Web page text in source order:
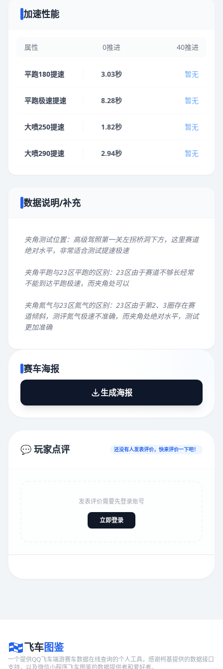
加速性能
属性 0推进 40推进
平跑180提速 3.03秒 暂无
平跑极速提速 8.28秒 暂无
大喷250提速 1.82秒 暂无
大喷290提速 2.94秒 暂无
数据说明/补充
夹角测试位置：高级驾照第一关左拐桥洞下方，这里赛道
绝对水平，非常适合测试提速极速
夹角平跑与23区平跑的区别：23区由于赛道不够长经常
不能到达平跑极速，而夹角处可以
夹角氮气与23区氮气的区别：23区由于第2、3圈存在赛
道倾斜，测评氮气极速不准确，而夹角处绝对水平，测试
更加准确
赛车海报
生成海报
💬 玩家点评 还没有人发表评价，快来评价一下吧！
发表评价需要先登录账号
立即登录
飞车图鉴
一个提供QQ飞车端游赛车数据在线查询的个人工具，感谢柯基提供的数据接口
支持，以及微信小程序飞车图鉴的数据提供者和爱好者。